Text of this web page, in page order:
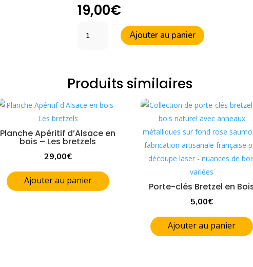
19,00€
en
-
Le
salé
Ajouter au panier
Produits similaires
Planche Apéritif d’Alsace en
bois – Les bretzels
29,00€
Ajouter au panier
Porte-clés Bretzel en
5,00€
Ajouter au panier